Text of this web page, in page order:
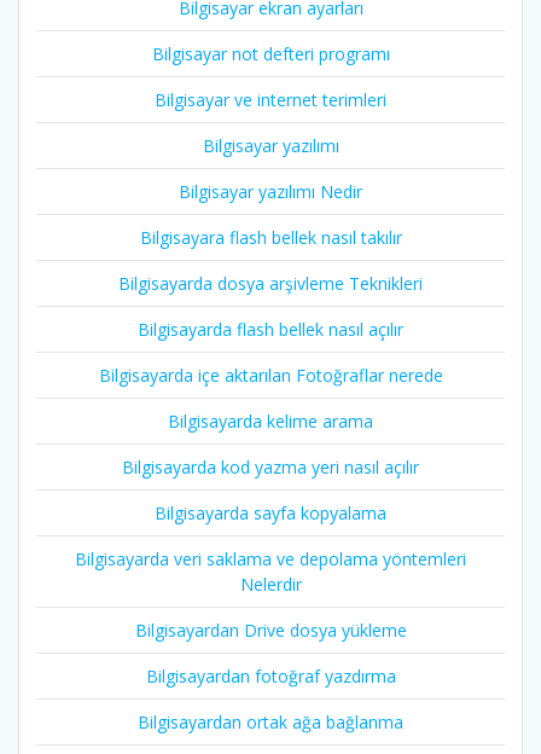
Bilgisayar ekran ayarları
Bilgisayar not defteri programı
Bilgisayar ve internet terimleri
Bilgisayar yazılımı
Bilgisayar yazılımı Nedir
Bilgisayara flash bellek nasıl takılır
Bilgisayarda dosya arşivleme Teknikleri
Bilgisayarda flash bellek nasıl açılır
Bilgisayarda içe aktarılan Fotoğraflar nerede
Bilgisayarda kelime arama
Bilgisayarda kod yazma yeri nasıl açılır
Bilgisayarda sayfa kopyalama
Bilgisayarda veri saklama ve depolama yöntemleri
Nelerdir
Bilgisayardan Drive dosya yükleme
Bilgisayardan fotoğraf yazdırma
Bilgisayardan ortak ağa bağlanma